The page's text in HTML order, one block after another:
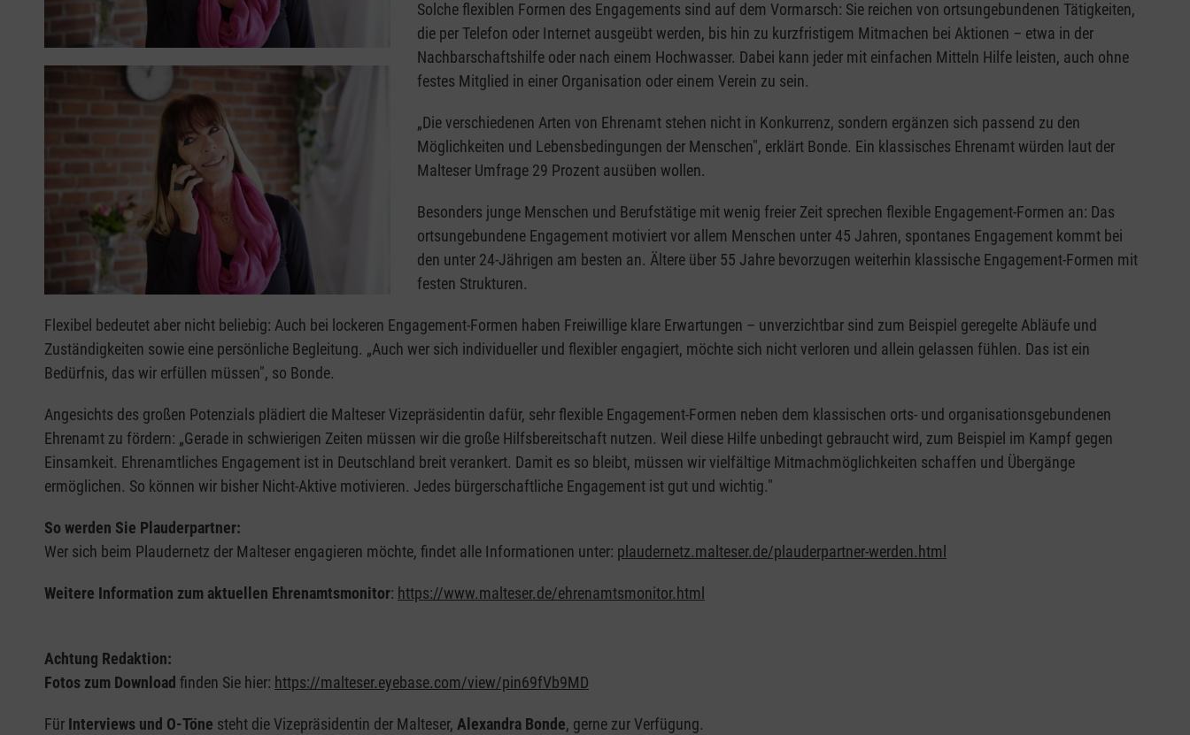
Solche flexiblen Formen des Engagements sind auf dem Vormarsch: Sie reichen von ortsungebundenen Tätigkeiten,
die per Telefon oder Internet ausgeübt werden, bis hin zu kurzfristigem Mitmachen bei Aktionen – etwa in der
Nachbarschaftshilfe oder nach einem Hochwasser. Dabei kann jeder mit einfachen Mitteln Hilfe leisten, auch ohne
festes Mitglied in einer Organisation oder einem Verein zu sein.
„Die verschiedenen Arten von Ehrenamt stehen nicht in Konkurrenz, sondern ergänzen sich passend zu den
Möglichkeiten und Lebensbedingungen der Menschen", erklärt Bonde. Ein klassisches Ehrenamt würden laut der
Malteser Umfrage 29 Prozent ausüben wollen.
Besonders junge Menschen und Berufstätige mit wenig freier Zeit sprechen flexible Engagement-Formen an: Das
ortsungebundene Engagement motiviert vor allem Menschen unter 45 Jahren, spontanes Engagement kommt bei
den unter 24-Jährigen am besten an. Ältere über 55 Jahre bevorzugen weiterhin klassische Engagement-Formen mit
festen Strukturen.
Flexibel bedeutet aber nicht beliebig: Auch bei lockeren Engagement-Formen haben Freiwillige klare Erwartungen – unverzichtbar sind zum Beispiel geregelte Abläufe und
Zuständigkeiten sowie eine persönliche Begleitung. „Auch wer sich individueller und flexibler engagiert, möchte sich nicht verloren und allein gelassen fühlen. Das ist ein
Bedürfnis, das wir erfüllen müssen", so Bonde.
Angesichts des großen Potenzials plädiert die Malteser Vizepräsidentin dafür, sehr flexible Engagement-Formen neben dem klassischen orts- und organisationsgebundenen
Ehrenamt zu fördern: „Gerade in schwierigen Zeiten müssen wir die große Hilfsbereitschaft nutzen. Weil diese Hilfe unbedingt gebraucht wird, zum Beispiel im Kampf gegen
Einsamkeit. Ehrenamtliches Engagement ist in Deutschland breit verankert. Damit es so bleibt, müssen wir vielfältige Mitmachmöglichkeiten schaffen und Übergänge
ermöglichen. So können wir bisher Nicht-Aktive motivieren. Jedes bürgerschaftliche Engagement ist gut und wichtig."
So werden Sie Plauderpartner:
Wer sich beim Plaudernetz der Malteser engagieren möchte, findet alle Informationen unter: plaudernetz.malteser.de/plauderpartner-werden.html
Weitere Information zum aktuellen Ehrenamtsmonitor: https://www.malteser.de/ehrenamtsmonitor.html
Achtung Redaktion:
Fotos zum Download finden Sie hier: https://malteser.eyebase.com/view/pin69fVb9MD
Für Interviews und O-Töne steht die Vizepräsidentin der Malteser, Alexandra Bonde, gerne zur Verfügung.